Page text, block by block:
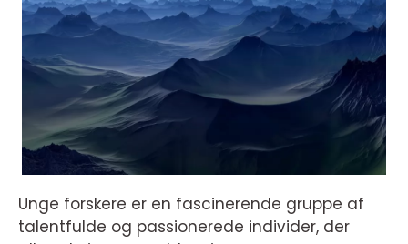
Unge forskere er en fascinerende gruppe af
talentfulde og passionerede individer, der